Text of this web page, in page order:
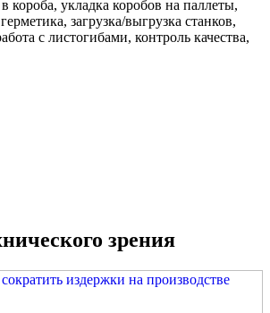
короба, укладка коробов на паллеты,
загрузка/выгрузка станков,
с листогибами, контроль качества,
зрения